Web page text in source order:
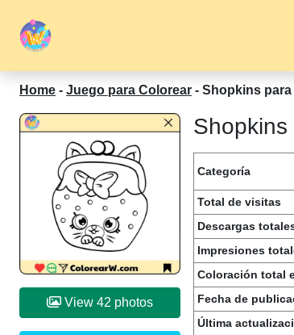
Home - Juego para Colorear - Shopkins
View 42 photos
Categoría
Total de visitas
Descargas
Impresiones
Coloración total
Fecha de
Última